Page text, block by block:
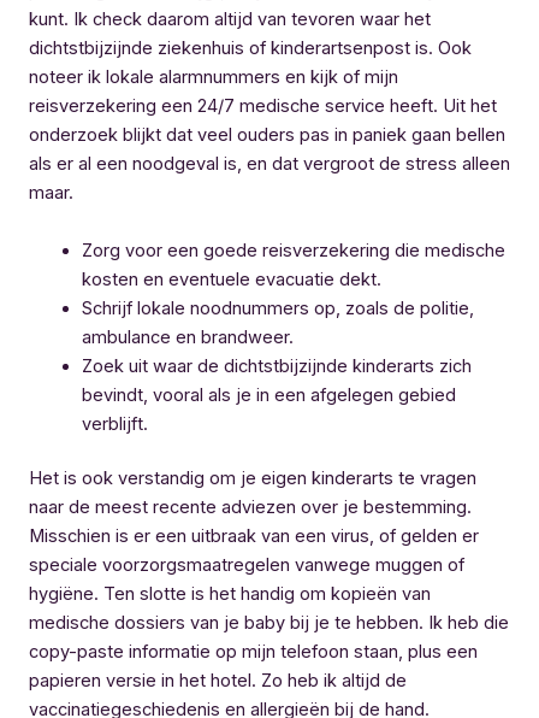
kunt. Ik check daarom altijd van tevoren waar het
dichtstbijzijnde ziekenhuis of kinderartsenpost is. Ook
noteer ik lokale alarmnummers en kijk of mijn
reisverzekering een 24/7 medische service heeft. Uit het
onderzoek blijkt dat veel ouders pas in paniek gaan bellen
als er al een noodgeval is, en dat vergroot de stress alleen
maar.
Zorg voor een goede reisverzekering die medische
kosten en eventuele evacuatie dekt.
Schrijf lokale noodnummers op, zoals de politie,
ambulance en brandweer.
Zoek uit waar de dichtstbijzijnde kinderarts zich
bevindt, vooral als je in een afgelegen gebied
verblijft.
Het is ook verstandig om je eigen kinderarts te vragen
naar de meest recente adviezen over je bestemming.
Misschien is er een uitbraak van een virus, of gelden er
speciale voorzorgsmaatregelen vanwege muggen of
hygiëne. Ten slotte is het handig om kopieën van
medische dossiers van je baby bij je te hebben. Ik heb die
copy-paste informatie op mijn telefoon staan, plus een
papieren versie in het hotel. Zo heb ik altijd de
vaccinatiegeschiedenis en allergieën bij de hand.